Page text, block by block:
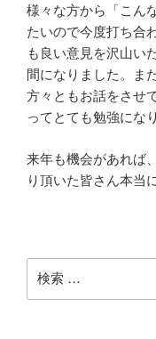
様々な方から「こん
たいので今度打ち合
も良い意見を沢山い
間になりました。ま
方々ともお話をさせ
ってとても勉強にな
来年も機会があれば
り頂いた皆さん本当
検
索: